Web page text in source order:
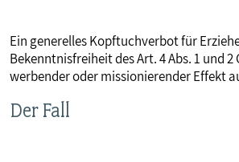
POLITIK & POSITIONEN
Ein generelles Kopftuchverbot für
Bekenntnisfreiheit des Art. 4 Abs. 1 und
werbender oder missionierender Effekt
Der Fall